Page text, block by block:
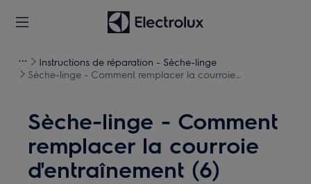
Instructions de réparation - Sèche-linge
Sèche-linge - Comment remplacer la courroie
Sèche-linge - Comment
remplacer la courroie
d'entraînement (6)